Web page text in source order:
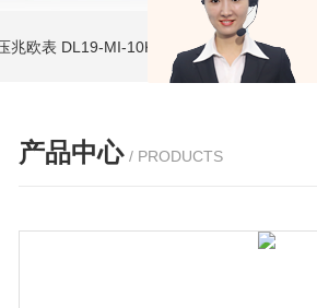
兆欧表 DL19-MI-10KVe 高压兆欧表 5000V
产品中心 / PRODUCTS